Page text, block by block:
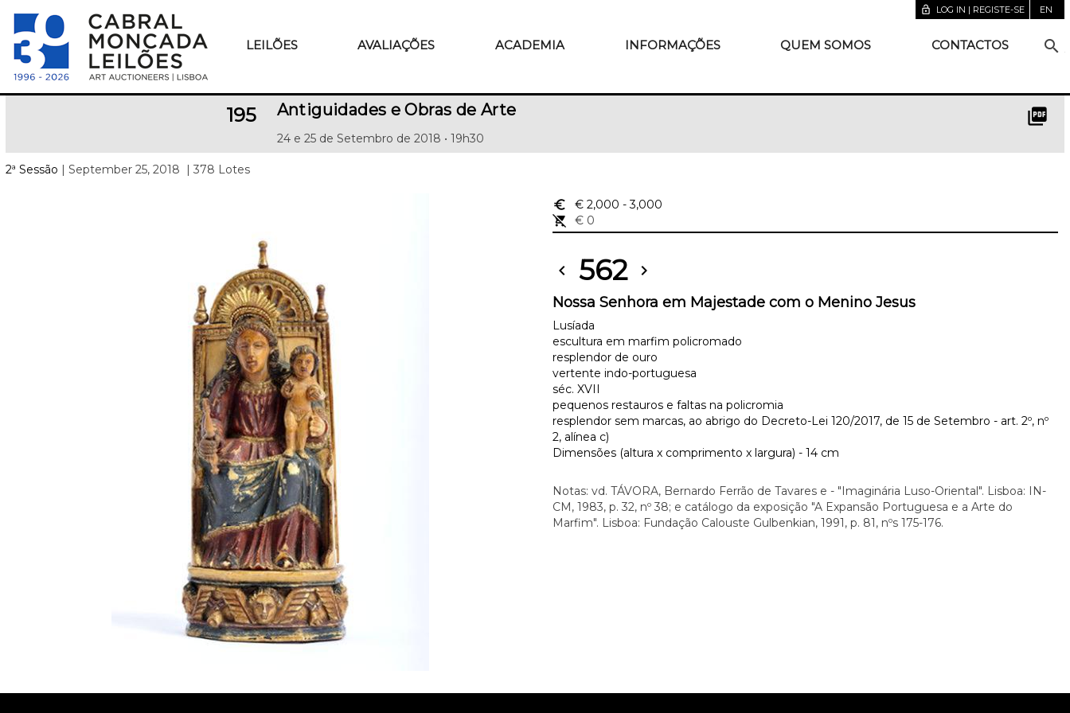
lock_open LOG IN | REGISTE-SE EN
LEILÕES AVALIAÇÕES ACADEMIA INFORMAÇÕES QUEM SOMOS CONTACTOS search
195 Antiguidades e Obras de Arte
24 e 25 de Setembro de 2018 • 19h30
picture_as_pdf
2ª Sessão | September 25, 2018 | 378 Lotes
euro_symbol € 2,000 - 3,000
remove_shopping_cart
€ 0
chevron_left 562 chevron_right
Nossa Senhora em Majestade com o Menino Jesus
Lusíada
escultura em marfim policromado
resplendor de ouro
vertente indo-portuguesa
séc. XVII
pequenos restauros e faltas na policromia
resplendor sem marcas, ao abrigo do Decreto-Lei 120/2017, de 15 de Setembro - art. 2º, nº
2, alínea c)
Dimensões (altura x comprimento x largura) - 14 cm
Notas: vd. TÁVORA, Bernardo Ferrão de Tavares e - "Imaginária Luso-Oriental". Lisboa: IN-
CM, 1983, p. 32, nº 38; e catálogo da exposição "A Expansão Portuguesa e a Arte do
Marfim". Lisboa: Fundação Calouste Gulbenkian, 1991, p. 81, nºs 175-176.